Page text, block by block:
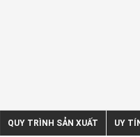
QUY TRÌNH SẢN XUẤT UY